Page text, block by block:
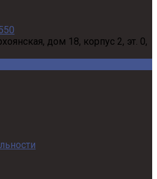
дом 18, корпус 2, эт. 0,